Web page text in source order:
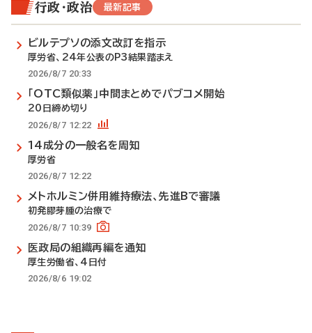
行政・政治 最新記事
ビルテプソの添文改訂を指示
厚労省、24年公表のP3結果踏まえ
2026/8/7 20:33
「OTC類似薬」中間まとめでパブコメ開始
20日締め切り
2026/8/7 12:22
14成分の一般名を周知
厚労省
2026/8/7 12:22
メトホルミン併用維持療法、先進Bで審議
初発膠芽腫の治療で
2026/8/7 10:39
医政局の組織再編を通知
厚生労働省、4日付
2026/8/6 19:02